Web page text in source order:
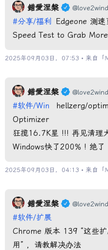
錯愛涅槃 @love2wind
#分享/福利
Edgeone 测
Speed Test to Grab
2025年09月03日，07:53 • 来自「
錯愛涅槃 @love2wind
#软件/Win
hellzerg/
Optimizer
狂揽16.7K星 !!! 再见清理
Windows快了200% ! 绝了
2025年09月03日，04:13 • 来自「
錯愛涅槃 @love2wind
#软件/扩展
Chrome 版本 139 “这些
用” ，请教解决办法